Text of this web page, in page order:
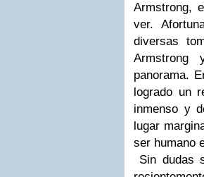
Armstrong,
ver.
diversas
Armstrong
panorama.
logrado un
inmenso y
lugar
ser humano
Sin dudas